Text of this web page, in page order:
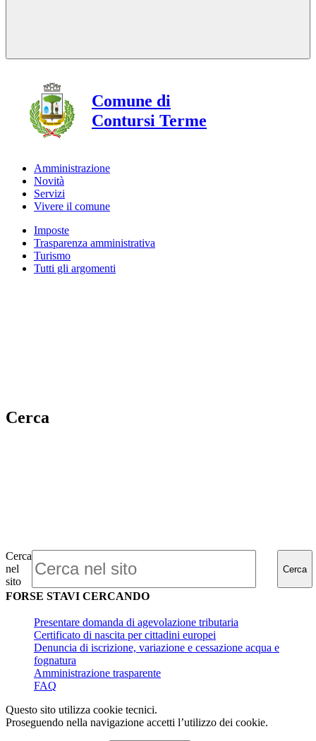
Comune di
Contursi Terme
Amministrazione
Novità
Servizi
Vivere il comune
Imposte
Trasparenza amministrativa
Turismo
Tutti gli argomenti
Cerca
Cerca
nel
sito
Cerca
FORSE STAVI CERCANDO
Presentare domanda di agevolazione tributaria
Certificato di nascita per cittadini europei
Denuncia di iscrizione, variazione e cessazione acqua e
fognatura
Amministrazione trasparente
FAQ
Questo sito utilizza cookie tecnici.
Proseguendo nella navigazione accetti l’utilizzo dei cookie.